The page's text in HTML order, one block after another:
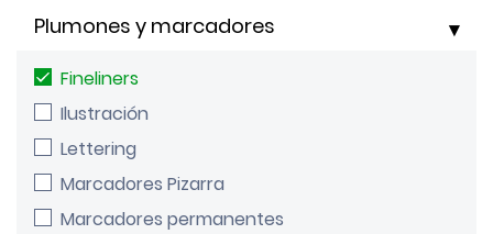
Fineliners
Ilustración
Lettering
Marcadores Pizarra
Marcadores permanentes
Plumones y marcadores